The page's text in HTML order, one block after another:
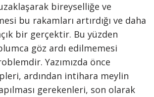
bireyselliğe ve
bu rakamları artırdığı ve daha
bir gerçektir. Bu yüzden
göz ardı edilmemesi
Yazımızda önce
ardından intihara meylin
gerekenleri, son olarak